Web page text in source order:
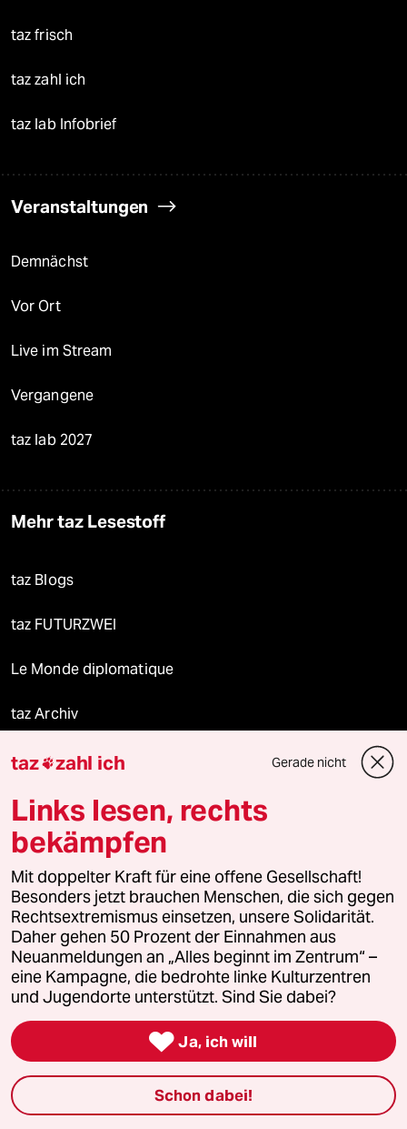
taz frisch
taz zahl ich
taz lab Infobrief
Veranstaltungen
Demnächst
Vor Ort
Live im Stream
Vergangene
taz lab 2027
Mehr taz Lesestoff
taz Blogs
taz FUTURZWEI
Le Monde diplomatique
taz Archiv
Mehr taz Angebote
Reisen
Kantine
Shop
Anzeigen
taz zahl ich Gerade nicht
Links lesen, rechts
bekämpfen
Mit doppelter Kraft für eine offene Gesellschaft!
Besonders jetzt brauchen Menschen, die sich gegen
Rechtsextremismus einsetzen, unsere Solidarität.
Daher gehen 50 Prozent der Einnahmen aus
Neuanmeldungen an „Alles beginnt im Zentrum“ –
eine Kampagne, die bedrohte linke Kulturzentren
und Jugendorte unterstützt. Sind Sie dabei?
 Ja, ich will
Schon dabei!